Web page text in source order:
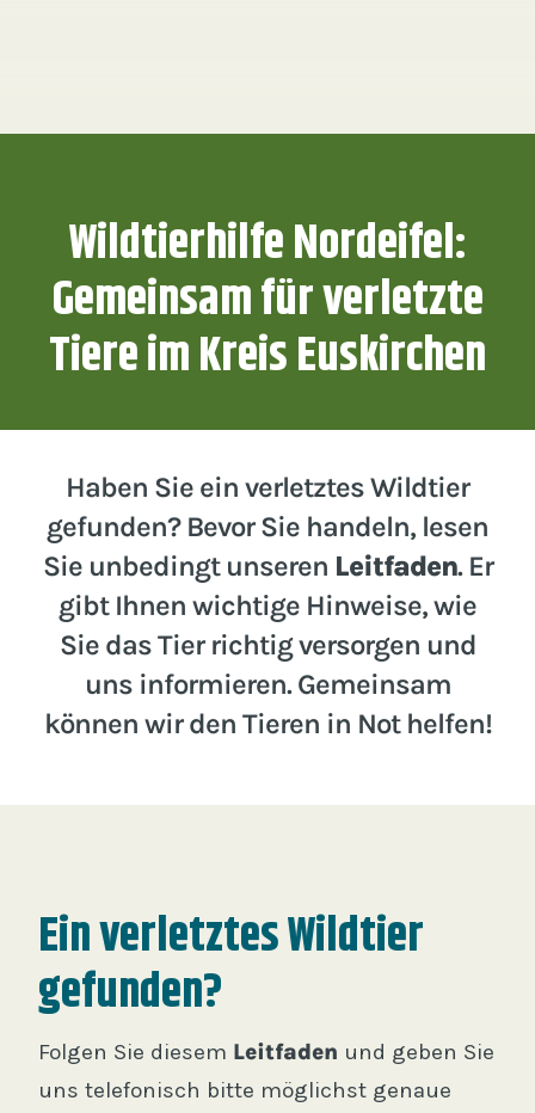
Wildtierhilfe Nordeifel:
Gemeinsam für verletzte
Tiere im Kreis Euskirchen
Haben Sie ein verletztes Wildtier
gefunden? Bevor Sie handeln, lesen
Sie unbedingt unseren Leitfaden. Er
gibt Ihnen wichtige Hinweise, wie
Sie das Tier richtig versorgen und
uns informieren. Gemeinsam
können wir den Tieren in Not helfen!
Ein verletztes Wildtier
gefunden?
Folgen Sie diesem Leitfaden und geben Sie
uns telefonisch bitte möglichst genaue